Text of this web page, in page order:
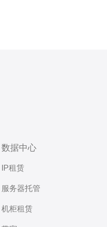
数据中心
IP租赁
服务器托管
机柜租赁